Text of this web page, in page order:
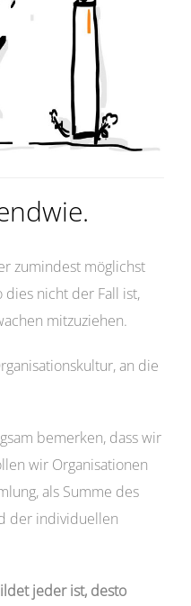
zumindest möglichst
dies nicht der Fall ist,
mitzuziehen.
an die
bemerken, dass wir
wir Organisationen
als Summe des
der individuellen
jeder ist, desto